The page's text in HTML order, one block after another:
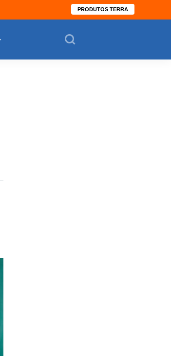
PRODUTOS TERRA